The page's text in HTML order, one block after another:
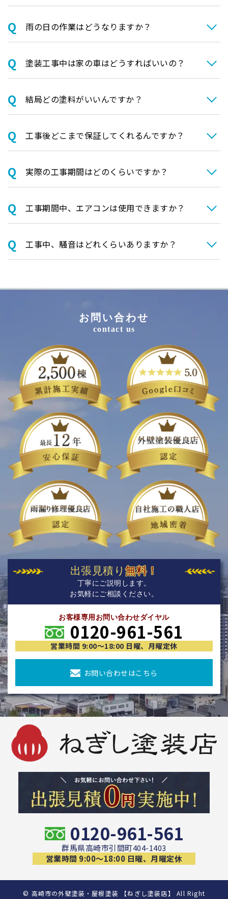
⾬の日の作業はどうなりますか？
塗装⼯事中は家の⾞はどうすればいいの？
結局どの塗料がいいんですか？
⼯事後どこまで保証してくれるんですか？
実際の⼯事期間はどのくらいですか？
⼯事期間中、エアコンは使⽤できますか？
⼯事中、騒⾳はどれくらいありますか？
お問い合わせ
contact us
出張見積り無料！
丁寧にご説明します。
お気軽にご相談ください。
お客様専用お問い合わせダイヤル
0120-961-561
営業時間 9:00〜18:00 日曜、月曜定休
お問い合わせはこちら
0120-961-561
群馬県高崎市引間町404-1403
営業時間 9:00〜18:00 日曜、月曜定休
© 高崎市の外壁塗装・屋根塗装 【ねぎし塗装店】 All Right